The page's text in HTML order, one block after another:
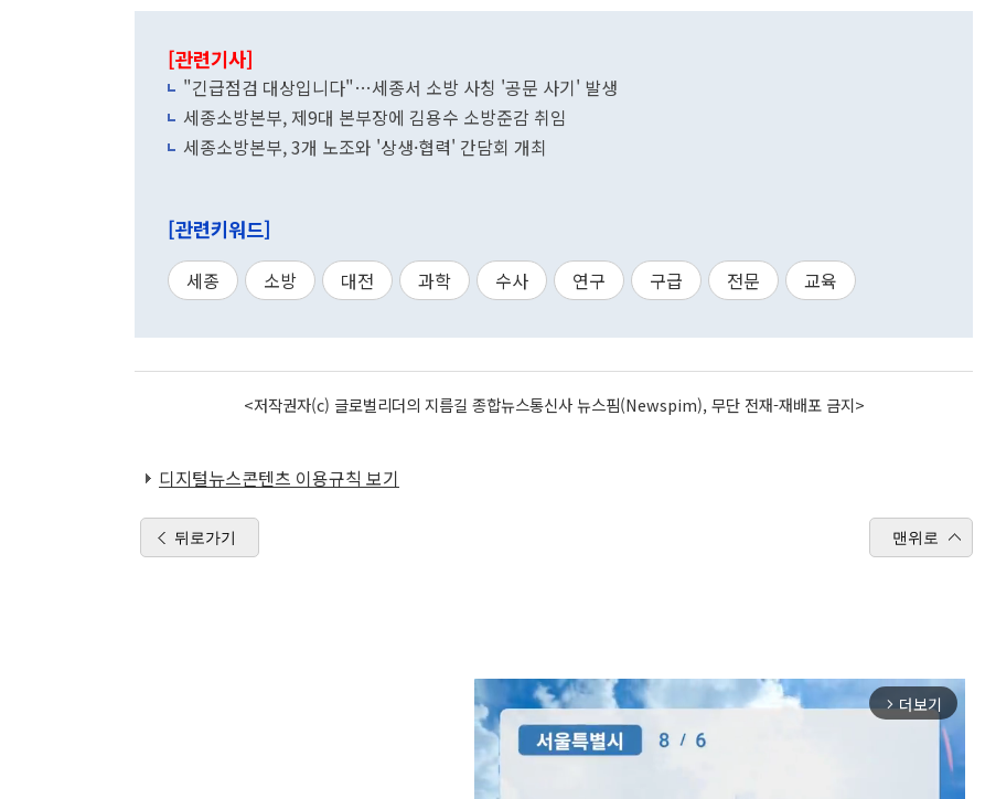
[관련기사]
"긴급점검 대상입니다"…세종서 소방 사칭 '공문 사기' 발생
세종소방본부, 제9대 본부장에 김용수 소방준감 취임
세종소방본부, 3개 노조와 '상생·협력' 간담회 개최
[관련키워드]
세종 소방 대전 과학 수사 연구 구급 전문 교육
<저작권자(c) 글로벌리더의 지름길 종합뉴스통신사 뉴스핌(Newspim), 무단 전재-재배포 금지>
디지털뉴스콘텐츠 이용규칙 보기
뒤로가기 맨위로
arrow_forward_ios 더보기